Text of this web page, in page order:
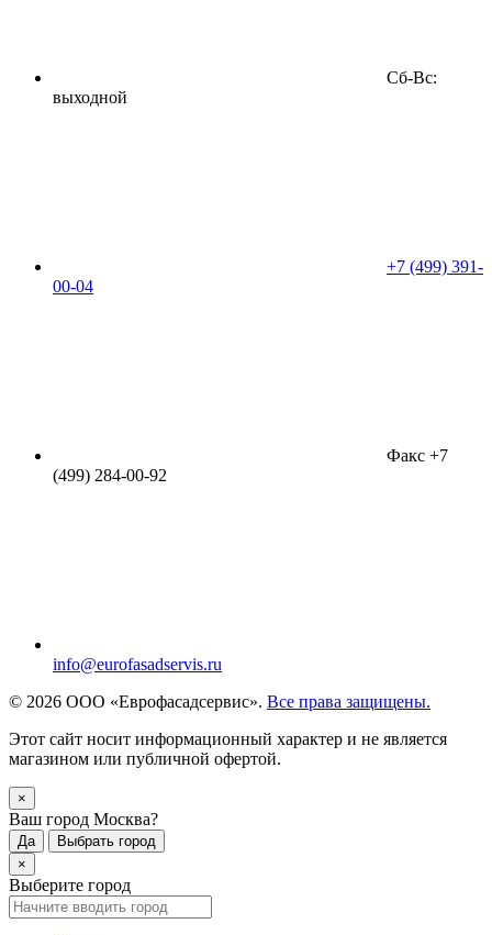
Сб-Вс:
выходной
+7 (499) 391-
00-04
Факс +7
(499) 284-00-92
info@eurofasadservis.ru
© 2026 ООО «Еврофасадсервис». Все права защищены.
Этот сайт носит информационный характер и не является
магазином или публичной офертой.
×
Ваш город Москва?
Да
Выбрать город
×
Выберите город